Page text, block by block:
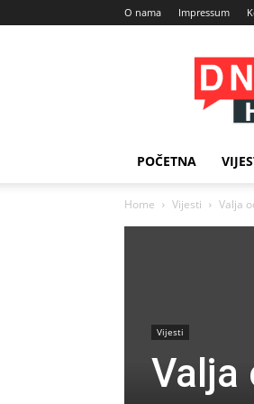
O nama Impressum
POČETNA
Home Vijesti Valja
Vijesti
Valja